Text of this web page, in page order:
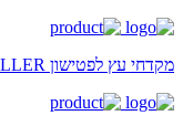
מקדחי עץ לפטישון HELLER